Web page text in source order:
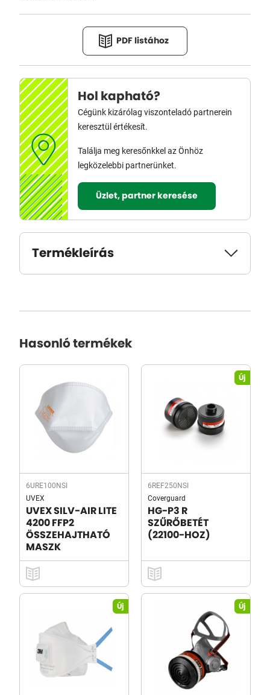
PDF listához
Hol kapható?
Cégünk kizárólag viszonteladó partnerein
keresztül értékesít.
Találja meg keresőnkkel az Önhöz
legközelebbi partnerünket.
Üzlet, partner keresése
Termékleírás
Hasonló termékek
6URE100NSI
UVEX
UVEX SILV-AIR LITE
4200 FFP2
ÖSSZEHAJTHATÓ
MASZK
Új
6REF250NSI
Coverguard
HG-P3 R
SZŰRŐBETÉT
(22100-HOZ)
Új Új